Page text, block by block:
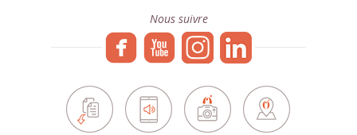
Nous suivre